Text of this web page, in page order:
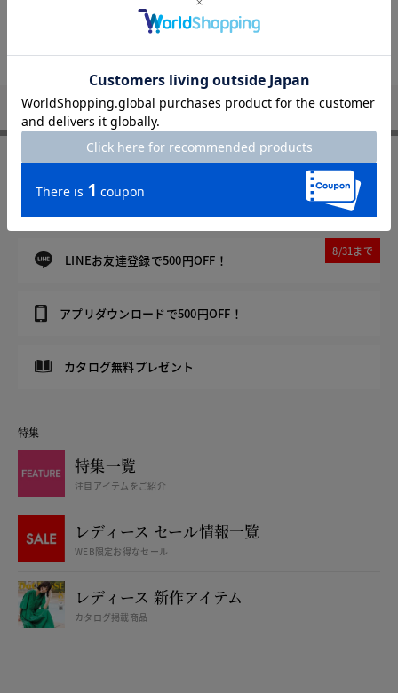
トップページへ
DoCLASSE Not Found
FOLLOW US
8/31まで
LINEお友達登録で500円OFF！
8/31まで
アプリダウンロードで500円OFF！
カタログ無料プレゼント
特集
特集一覧
注目アイテムをご紹介
レディース セール情報一覧
WEB限定お得なセール
レディース 新作アイテム
カタログ掲載商品